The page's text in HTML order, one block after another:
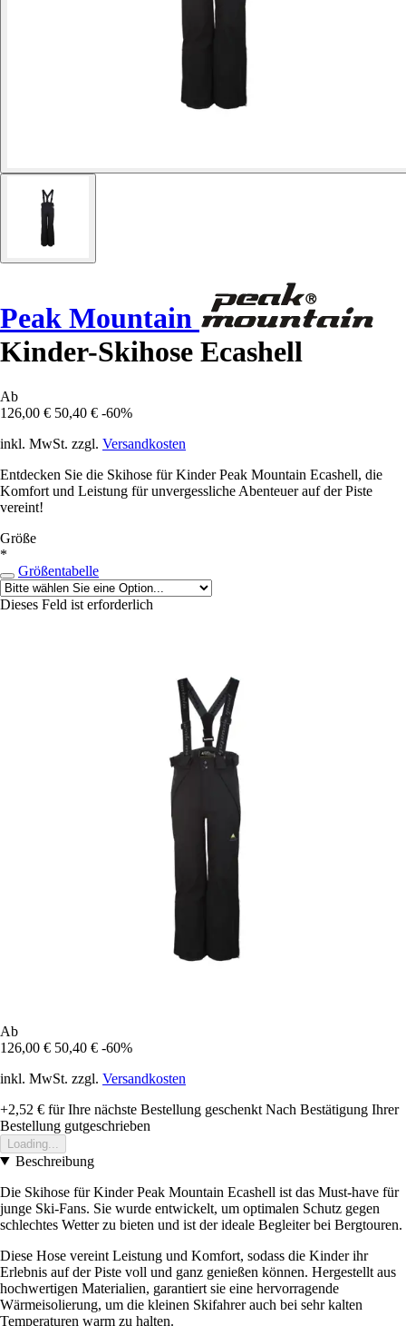
Peak Mountain
Kinder-Skihose Ecashell
Ab
126,00 € 50,40 € -60%
inkl. MwSt. zzgl. Versandkosten
Entdecken Sie die Skihose für Kinder Peak Mountain Ecashell, die
Komfort und Leistung für unvergessliche Abenteuer auf der Piste
vereint!
Größe
*
Größentabelle
Dieses Feld ist erforderlich
Ab
126,00 € 50,40 € -60%
inkl. MwSt. zzgl. Versandkosten
+2,52 € für Ihre nächste Bestellung geschenkt Nach Bestätigung Ihrer
Bestellung gutgeschrieben
Loading...
Beschreibung
Die Skihose für Kinder Peak Mountain Ecashell ist das Must-have für
junge Ski-Fans. Sie wurde entwickelt, um optimalen Schutz gegen
schlechtes Wetter zu bieten und ist der ideale Begleiter bei Bergtouren.
Diese Hose vereint Leistung und Komfort, sodass die Kinder ihr
Erlebnis auf der Piste voll und ganz genießen können. Hergestellt aus
hochwertigen Materialien, garantiert sie eine hervorragende
Wärmeisolierung, um die kleinen Skifahrer auch bei sehr kalten
Temperaturen warm zu halten.